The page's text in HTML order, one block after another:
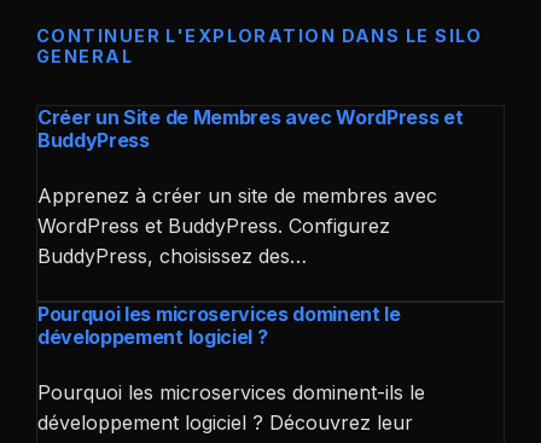
CONTINUER L'EXPLORATION DANS LE SILO
GENERAL
Créer un Site de Membres avec WordPress et
BuddyPress
Apprenez à créer un site de membres avec
WordPress et BuddyPress. Configurez
BuddyPress, choisissez des…
Pourquoi les microservices dominent le
développement logiciel ?
Pourquoi les microservices dominent-ils le
développement logiciel ? Découvrez leur